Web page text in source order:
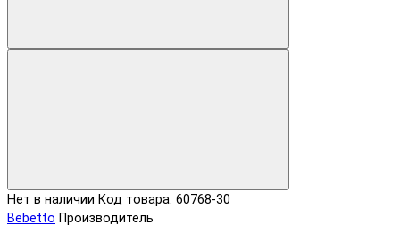
Нет в наличии Код товара: 60768-30
Bebetto Производитель